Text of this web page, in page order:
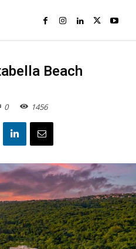
Beach
0 1456